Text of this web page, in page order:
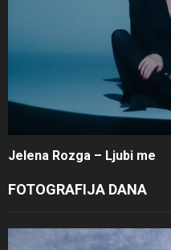
Jelena Rozga – Ljubi me
FOTOGRAFIJA DANA